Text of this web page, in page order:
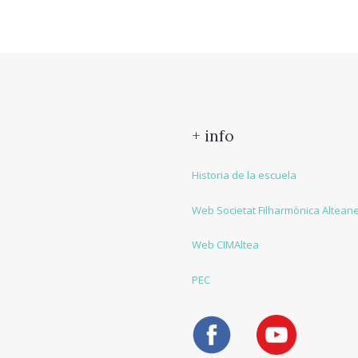
+ info
Historia de la escuela
Web Societat Filharmònica
Web CIMAltea
PEC